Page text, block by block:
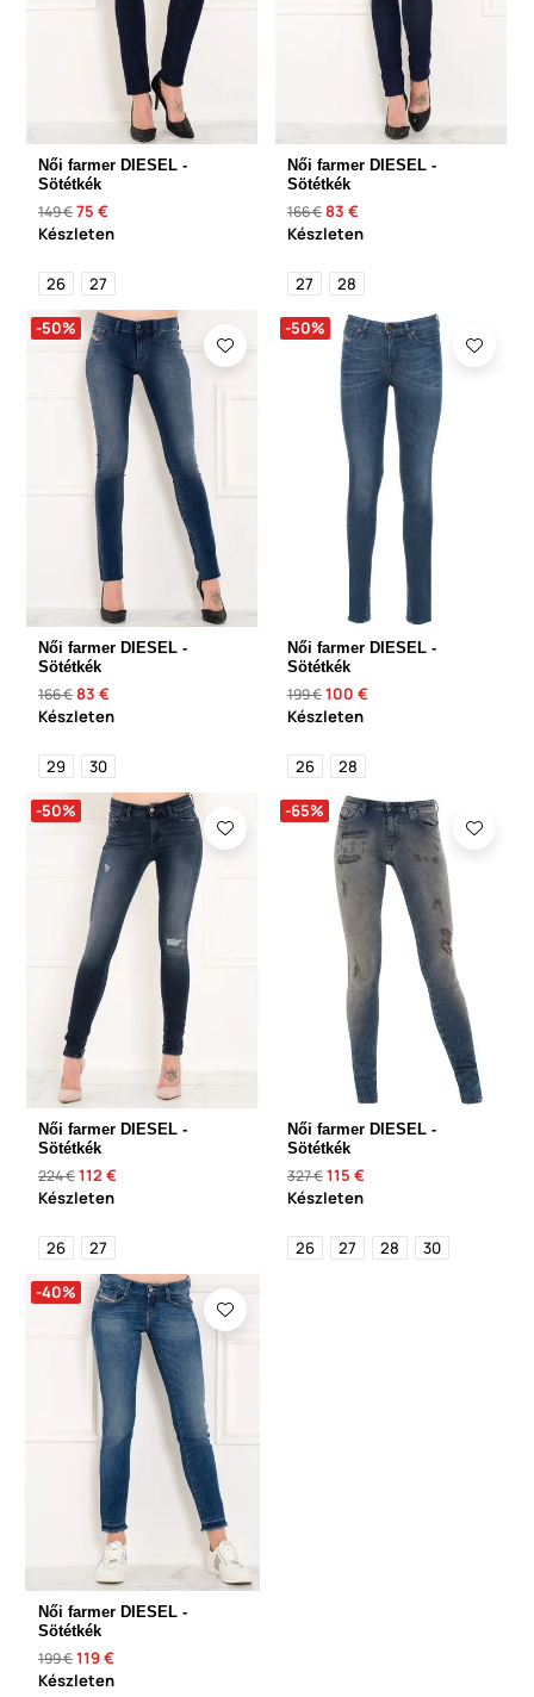
Női farmer DIESEL -
Sötétkék
149 €75 €
Készleten
26 27
Női farmer DIESEL -
Sötétkék
166 €83 €
Készleten
27 28
-50%
Női farmer DIESEL -
Sötétkék
166 €83 €
Készleten
29 30
-50%
Női farmer DIESEL -
Sötétkék
199 €100 €
Készleten
26 28
-50%
Női farmer DIESEL -
Sötétkék
224 €112 €
Készleten
26 27
-65%
Női farmer DIESEL -
Sötétkék
327 €115 €
Készleten
26 27 28 30
-40%
Női farmer DIESEL -
Sötétkék
199 €119 €
Készleten